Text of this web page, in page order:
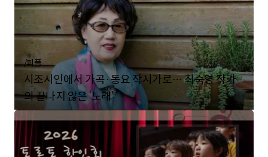
/피플
시조시인에서 가곡·동요 작시가로… 최숙영 작가
의 끝나지 않은 ‘노래’